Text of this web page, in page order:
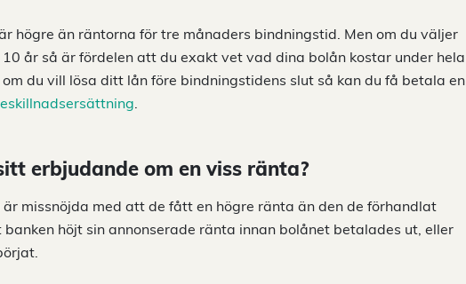
högre än räntorna för tre månaders bindningstid. Men om du väljer
år så är fördelen att du exakt vet vad dina bolån kostar under hela
du vill lösa ditt lån före bindningstidens slut så kan du få betala en
.
erbjudande om en viss ränta?
missnöjda med att de fått en högre ränta än den de förhandlat
höjt sin annonserade ränta innan bolånet betalades ut, eller